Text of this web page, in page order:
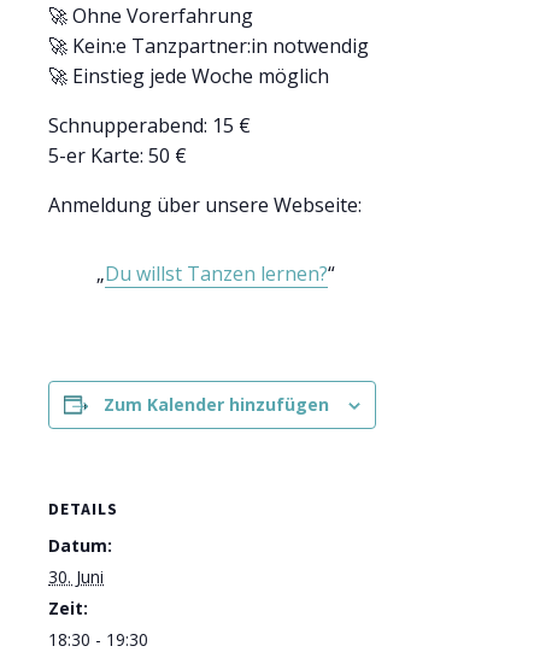
🚀 Ohne Vorerfahrung
🚀 Kein:e Tanzpartner:in notwendig
🚀 Einstieg jede Woche möglich
Schnupperabend: 15 €
5-er Karte: 50 €
Anmeldung über unsere Webseite:
Du willst Tanzen lernen?
Zum Kalender hinzufügen
DETAILS
Datum:
30. Juni
Zeit:
18:30 - 19:30